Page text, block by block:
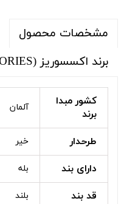
مشخصات محصول
برند اکسسوریز (ACCESSORIES)
کشور مبدا
برند
آلمان
طرحدار خیر
دارای بند بله
قد بند بلند